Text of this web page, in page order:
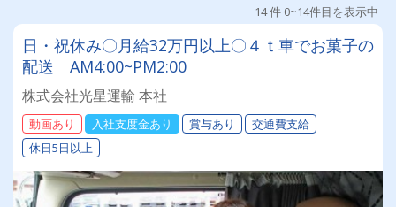
14 件 0~14件目を表示中
日・祝休み〇月給32万円以上〇４ｔ車でお菓子の
配送 AM4:00~PM2:00
株式会社光星運輸 本社
動画あり 入社支度金あり 賞与あり
交通費支給
休日5日以上